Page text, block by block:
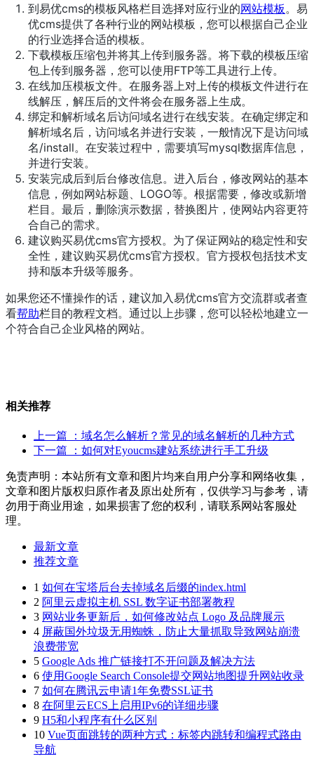
到易优cms的模板风格栏目选择对应行业的网站模板 。易
优cms提供了各种行业的网站模板，您可以根据自己企业
的行业选择合适的模板。
下载模板压缩包并将其上传到服务器。将下载的模板压缩
包上传到服务器，您可以使用FTP等工具进行上传。
在线加压模板文件。在服务器上对上传的模板文件进行在
线解压，解压后的文件将会在服务器上生成。
绑定和解析域名后访问域名进行在线安装。在确定绑定和
解析域名后，访问域名并进行安装，一般情况下是访问域
名/install。在安装过程中，需要填写mysql数据库信息，
并进行安装。
安装完成后到后台修改信息。进入后台，修改网站的基本
信息，例如网站标题、LOGO等。根据需要，修改或新增
栏目。最后，删除演示数据，替换图片，使网站内容更符
合自己的需求。
建议购买易优cms官方授权。为了保证网站的稳定性和安
全性，建议购买易优cms官方授权。官方授权包括技术支
持和版本升级等服务。
如果您还不懂操作的话，建议加入易优cms官方交流群或者查
看帮助栏目的教程文档。通过以上步骤，您可以轻松地建立一
个符合自己企业风格的网站。
相关推荐
上一篇
：域名怎么解析？常见的域名解析的几种方式
下一篇
：如何对Eyoucms建站系统进行手工升级
免责声明：本站所有文章和图片均来自用户分享和网络收集，
文章和图片版权归原作者及原出处所有，仅供学习与参考，请
勿用于商业用途，如果损害了您的权利，请联系网站客服处
理。
最新文章
推荐文章
1 如何在宝塔后台去掉域名后缀的index.html
2 阿里云虚拟主机 SSL 数字证书部署教程
3 网站业务更新后，如何修改站点 Logo 及品牌展示
4 屏蔽国外垃圾无用蜘蛛，防止大量抓取导致网站崩溃
浪费带宽
5 Google Ads 推广链接打不开问题及解决方法
6 使用Google Search Console提交网站地图提升网站收录
7 如何在腾讯云申请1年免费SSL证书
8 在阿里云ECS上启用IPv6的详细步骤
9 H5和小程序有什么区别
10 Vue页面跳转的两种方式：标签内跳转和编程式路由
导航